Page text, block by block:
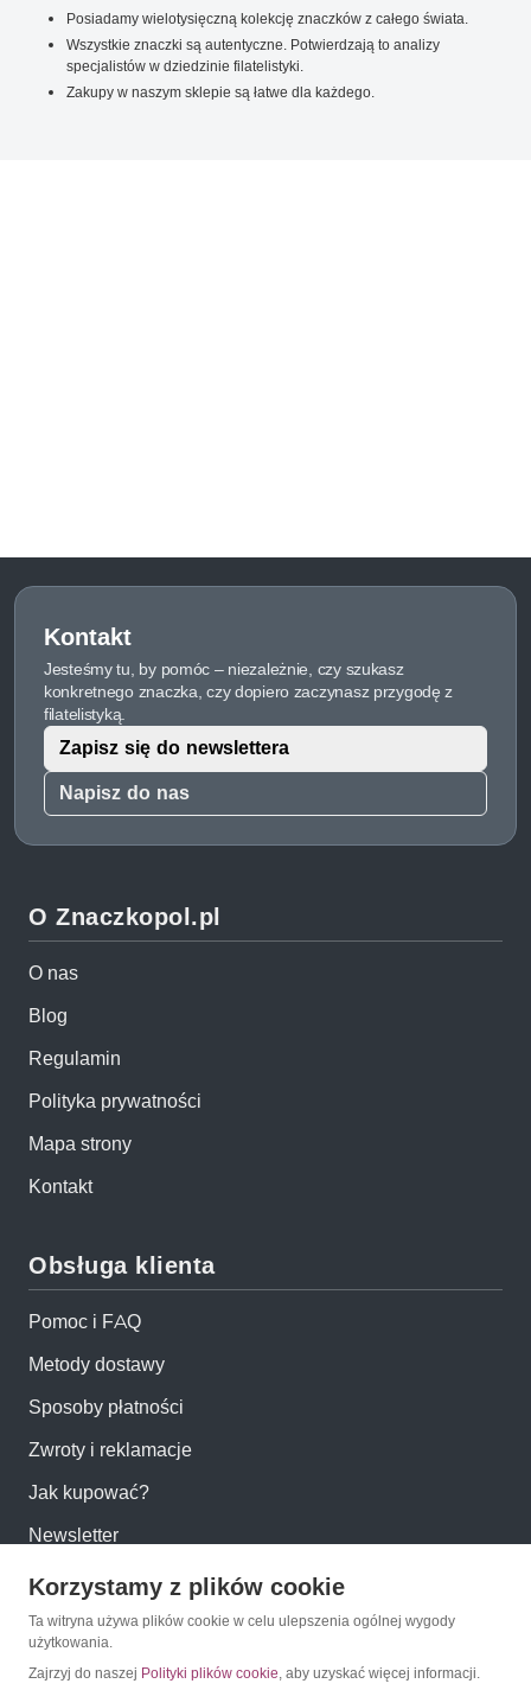
Posiadamy wielotysięczną kolekcję znaczków z całego świata.
Wszystkie znaczki są autentyczne. Potwierdzają to analizy
specjalistów w dziedzinie filatelistyki.
Zakupy w naszym sklepie są łatwe dla każdego.
Kontakt
Jesteśmy tu, by pomóc – niezależnie, czy szukasz
konkretnego znaczka, czy dopiero zaczynasz przygodę z
filatelistyką.
Napisz do nas
Zapisz się do newslettera
O Znaczkopol.pl
O nas
Blog
Regulamin
Polityka prywatności
Mapa strony
Kontakt
Obsługa klienta
Pomoc i FAQ
Metody dostawy
Sposoby płatności
Zwroty i reklamacje
Jak kupować?
Newsletter
Konto
Moje konto
Korzystamy z plików cookie
Ta witryna używa plików cookie w celu ulepszenia ogólnej wygody
użytkowania.
Zajrzyj do naszej Polityki plików cookie, aby uzyskać więcej informacji.